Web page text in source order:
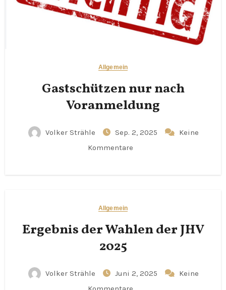
Allgemein
Gastschützen nur nach
Voranmeldung
Volker Strähle Sep. 2, 2025
Keine
Kommentare
Allgemein
Ergebnis der Wahlen der JHV
2025
Volker Strähle Juni 2, 2025
Keine